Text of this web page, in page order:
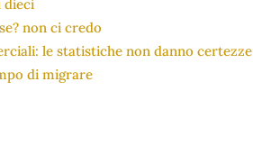
dieci
non ci credo
le statistiche non danno certezze
di migrare